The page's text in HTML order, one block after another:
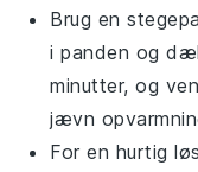
Brug en
i panden og
minutter, og
jævn
For en hurtig